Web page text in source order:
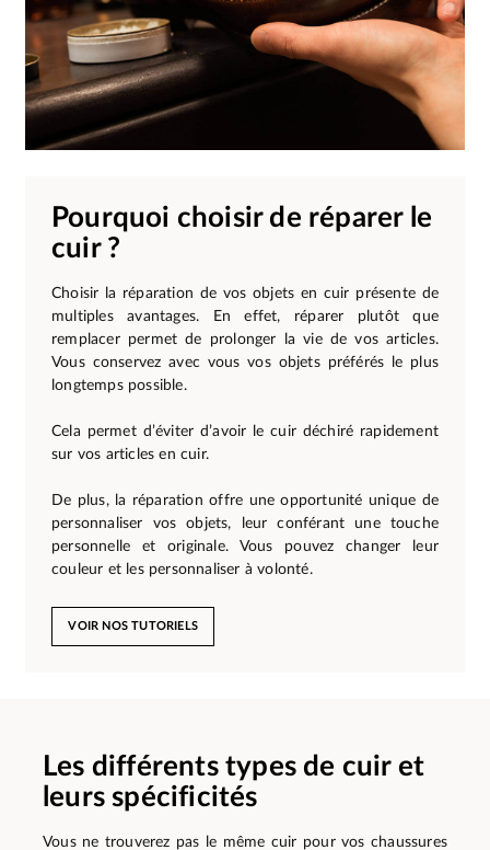
Pourquoi choisir de réparer le
cuir ?
Choisir la réparation de vos objets en cuir présente de
multiples avantages. En effet, réparer plutôt que
remplacer permet de prolonger la vie de vos articles.
Vous conservez avec vous vos objets préférés le plus
longtemps possible.
Cela permet d’éviter d’avoir le cuir déchiré rapidement
sur vos articles en cuir.
De plus, la réparation offre une opportunité unique de
personnaliser vos objets, leur conférant une touche
personnelle et originale. Vous pouvez changer leur
couleur et les personnaliser à volonté.
VOIR NOS TUTORIELS
Les différents types de cuir et
leurs spécificités
Vous ne trouverez pas le même cuir pour vos chaussures